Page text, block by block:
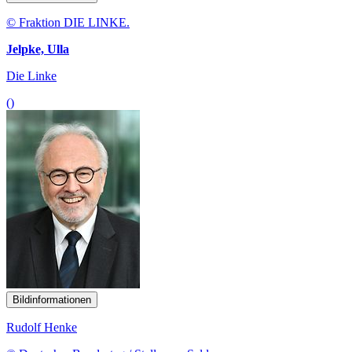
© Fraktion DIE LINKE.
Jelpke, Ulla
Die Linke
()
Bildinformationen
Rudolf Henke